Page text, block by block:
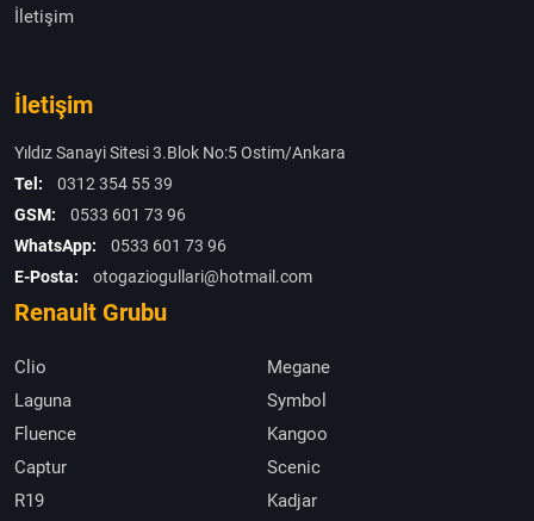
İletişim
İletişim
Yıldız Sanayi Sitesi 3.Blok No:5 Ostim/Ankara
Tel:
0312 354 55 39
GSM:
0533 601 73 96
WhatsApp:
0533 601 73 96
E-Posta:
otogaziogullari@hotmail.com
Renault Grubu
Clio
Megane
Laguna
Symbol
Fluence
Kangoo
Captur
Scenic
R19
Kadjar